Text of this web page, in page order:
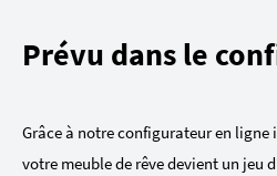
Prévu dans le
Grâce à notre configurateur en
votre meuble de rêve devient un jeu